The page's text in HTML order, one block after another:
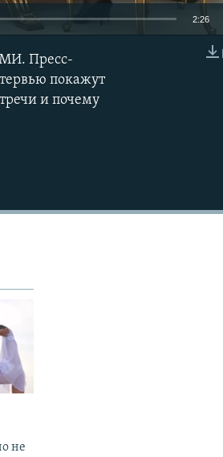
2:26
Пресс-
покажут
и почему
не